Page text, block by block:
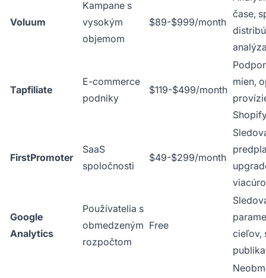
Voluum
Kampane s
vysokým
objemom
$89-$999/month
čase,
Tapfiliate
E-commerce
podniky
$119-$499/month
mien,
FirstPromoter
SaaS
spoločnosti
$49-$299/month
Google
Analytics
Používatelia s
obmedzeným
rozpočtom
Free
cieľov,
publika